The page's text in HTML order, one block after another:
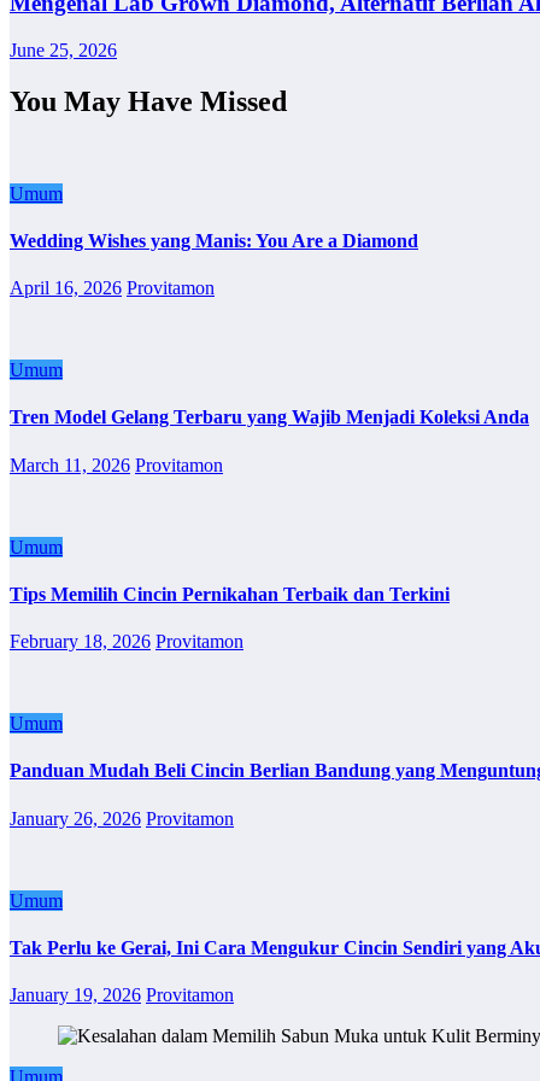
June 25, 2026
You May Have Missed
Umum
Wedding Wishes yang Manis: You Are a Diamond
April 16, 2026 Provitamon
Umum
Tren Model Gelang Terbaru yang Wajib Menjadi Koleksi Anda
March 11, 2026 Provitamon
Umum
Tips Memilih Cincin Pernikahan Terbaik dan Terkini
February 18, 2026 Provitamon
Umum
Panduan Mudah Beli Cincin Berlian Bandung yang
January 26, 2026 Provitamon
Umum
Tak Perlu ke Gerai, Ini Cara Mengukur Cincin Sendiri yang
January 19, 2026 Provitamon